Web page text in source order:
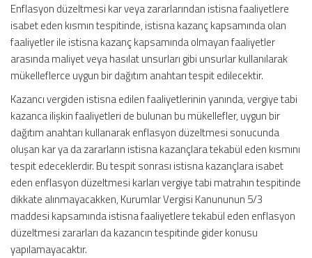
Enflasyon düzeltmesi kar veya zararlarından istisna faaliyetlere
isabet eden kısmın tespitinde, istisna kazanç kapsamında olan
faaliyetler ile istisna kazanç kapsamında olmayan faaliyetler
arasında maliyet veya hasılat unsurları gibi unsurlar kullanılarak
mükelleflerce uygun bir dağıtım anahtarı tespit edilecektir.
Kazancı vergiden istisna edilen faaliyetlerinin yanında, vergiye tabi
kazanca ilişkin faaliyetleri de bulunan bu mükellefler, uygun bir
dağıtım anahtarı kullanarak enflasyon düzeltmesi sonucunda
oluşan kar ya da zararların istisna kazançlara tekabül eden kısmını
tespit edeceklerdir. Bu tespit sonrası istisna kazançlara isabet
eden enflasyon düzeltmesi karları vergiye tabi matrahın tespitinde
dikkate alınmayacakken, Kurumlar Vergisi Kanununun 5/3
maddesi kapsamında istisna faaliyetlere tekabül eden enflasyon
düzeltmesi zararları da kazancın tespitinde gider konusu
yapılamayacaktır.